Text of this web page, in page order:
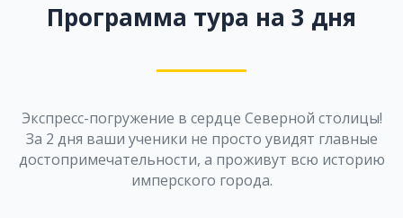
Программа тура на 3 дня
Экспресс-погружение в сердце Северной столицы!
За 2 дня ваши ученики не просто увидят главные
достопримечательности, а проживут всю историю
имперского города.